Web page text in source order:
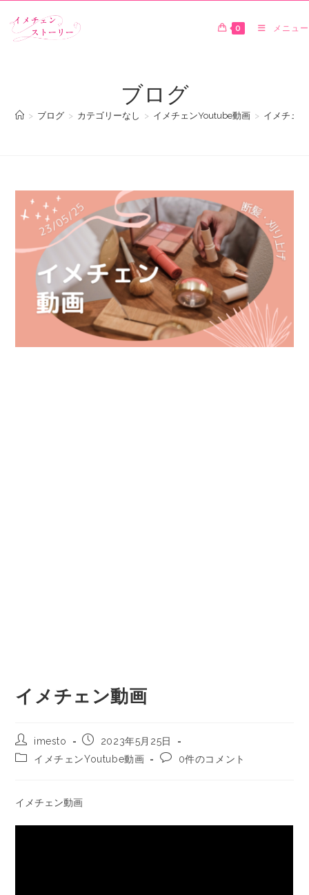
0 メニュー
ブログ
> ブログ > カテゴリーなし > イメチェンYoutube動画 > イメチェ
イメチェン動画
imesto
2023年5月25日
イメチェンYoutube動画
0件のコメント
イメチェン動画